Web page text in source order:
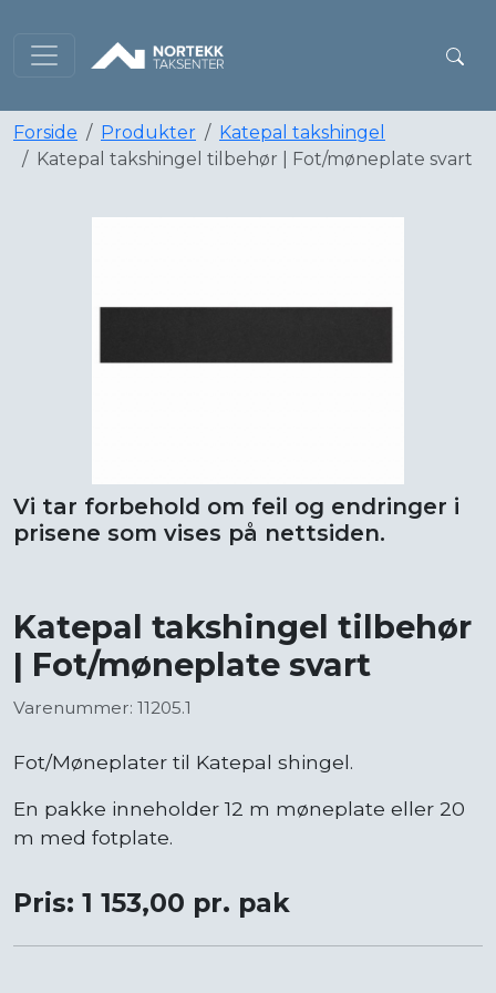
Forside Produkter
Katepal takshingel
Katepal takshingel tilbehør | Fot/møneplate svart
Vi tar forbehold om feil og endringer i
prisene som vises på nettsiden.
Katepal takshingel tilbehør
| Fot/møneplate svart
Varenummer: 11205.1
Fot/Møneplater til Katepal shingel.
En pakke inneholder 12 m møneplate eller 20
m med fotplate.
Pris: 1 153,00 pr. pak